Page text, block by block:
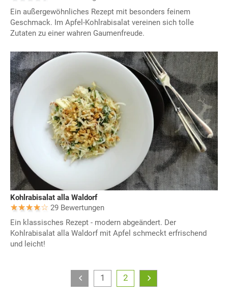
Ein außergewöhnliches Rezept mit besonders feinem
Geschmack. Im Apfel-Kohlrabisalat vereinen sich tolle
Zutaten zu einer wahren Gaumenfreude.
Kohlrabisalat alla Waldorf
29 Bewertungen
Ein klassisches Rezept - modern abgeändert. Der
Kohlrabisalat alla Waldorf mit Apfel schmeckt erfrischend
und leicht!
1 2